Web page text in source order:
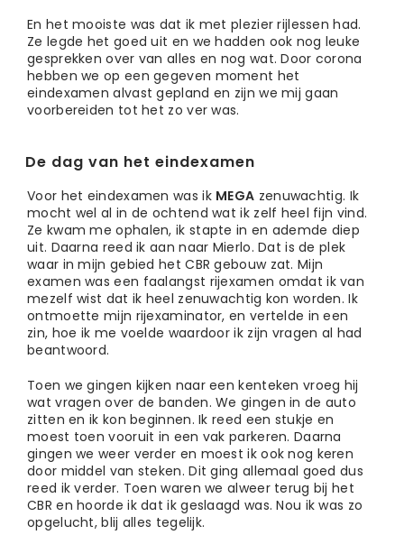
En het mooiste was dat ik met plezier rijlessen had.
Ze legde het goed uit en we hadden ook nog leuke
gesprekken over van alles en nog wat. Door corona
hebben we op een gegeven moment het
eindexamen alvast gepland en zijn we mij gaan
voorbereiden tot het zo ver was.
De dag van het eindexamen
Voor het eindexamen was ik MEGA zenuwachtig. Ik
mocht wel al in de ochtend wat ik zelf heel fijn vind.
Ze kwam me ophalen, ik stapte in en ademde diep
uit. Daarna reed ik aan naar Mierlo. Dat is de plek
waar in mijn gebied het CBR gebouw zat. Mijn
examen was een faalangst rijexamen omdat ik van
mezelf wist dat ik heel zenuwachtig kon worden. Ik
ontmoette mijn rijexaminator, en vertelde in een
zin, hoe ik me voelde waardoor ik zijn vragen al had
beantwoord.
Toen we gingen kijken naar een kenteken vroeg hij
wat vragen over de banden. We gingen in de auto
zitten en ik kon beginnen. Ik reed een stukje en
moest toen vooruit in een vak parkeren. Daarna
gingen we weer verder en moest ik ook nog keren
door middel van steken. Dit ging allemaal goed dus
reed ik verder. Toen waren we alweer terug bij het
CBR en hoorde ik dat ik geslaagd was. Nou ik was zo
opgelucht, blij alles tegelijk.